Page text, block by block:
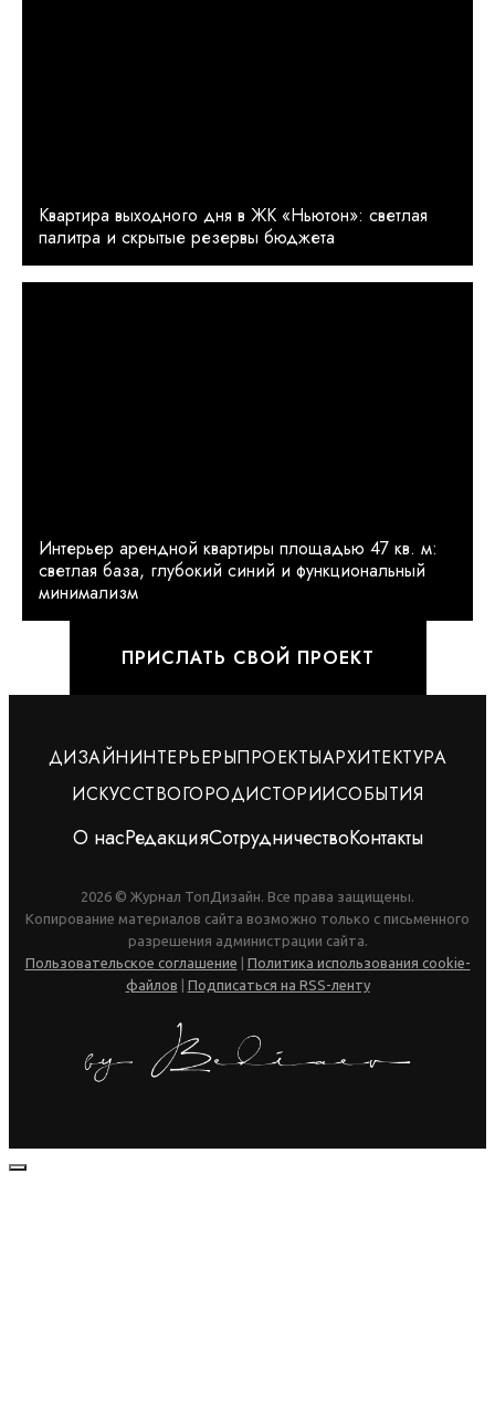
Квартира выходного дня в ЖК «Ньютон»: светлая
палитра и скрытые резервы бюджета
Интерьер арендной квартиры площадью 47 кв. м:
светлая база, глубокий синий и функциональный
минимализм
ПРИСЛАТЬ СВОЙ ПРОЕКТ
ДИЗАЙНИНТЕРЬЕРЫПРОЕКТЫАРХИТЕКТУРА
ИСКУССТВОГОРОДИСТОРИИСОБЫТИЯ
О насРедакцияСотрудничествоКонтакты
2026 © Журнал ТопДизайн. Все права защищены.
Копирование материалов сайта возможно только с письменного
разрешения администрации сайта.
Пользовательское соглашение
Политика использования cookie-
файлов
Подписаться на RSS-ленту